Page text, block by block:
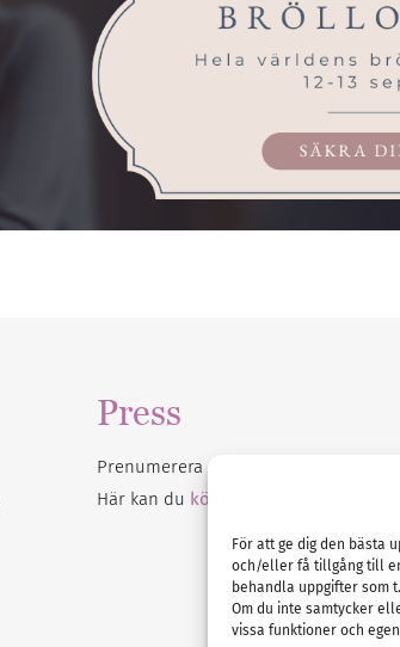
För att ge dig den bästa
och/eller få tillgång till
behandla uppgifter som
Om du inte samtycker
vissa funktioner och
Press
Prenumerera på vårt
Här kan du köpa Bröllopsmagasinet